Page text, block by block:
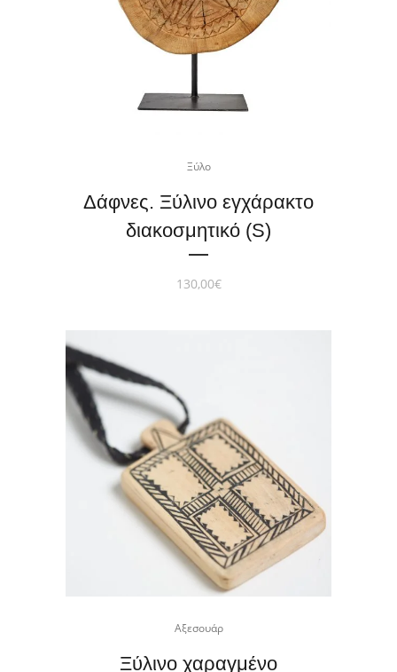
Ξύλο
Δάφνες. Ξύλινο εγχάρακτο
διακοσμητικό (S)
130,00€
Αξεσουάρ
Ξύλινο χαραγμένο